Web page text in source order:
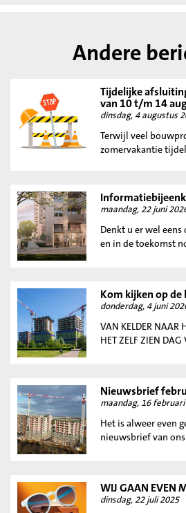
Andere
Tijdelijke
van 10 t/m 14
dinsdag, 4 augustus
Terwijl veel
zomervakantie
maandag, 22 juni
Denkt u er wel
en in de toekomst
Kom kijken op
donderdag, 4 juni
VAN KELDER NAAR
HET ZELF ZIEN
Nieuwsbrief
maandag, 16
Het is alweer even
nieuwsbrief van
WIJ GAAN EVEN
dinsdag, 22 juli 2025